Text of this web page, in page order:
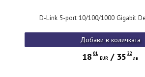
D-Link 5-port 10/100/1000 Gigabit
Добави в количката
18 01
EUR / 35 22
лв